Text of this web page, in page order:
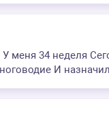
меня 34 неделя
И